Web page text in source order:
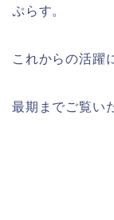
ぷらす。
これからの活躍
最期までご覧い